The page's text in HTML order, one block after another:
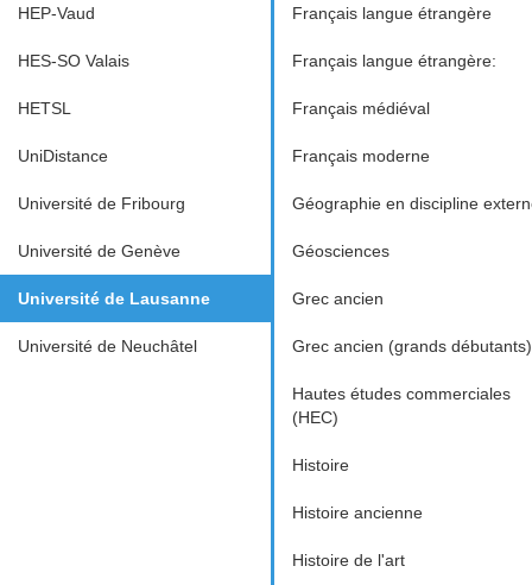
HEP-Vaud
HES-SO Valais
HETSL
UniDistance
Université de Fribourg
Université de Genève
Université de Lausanne
Université de Neuchâtel
Français langue étrangère
Français langue étrangère:
Français médiéval
Français moderne
Géographie en discipline
Géosciences
Grec ancien
Grec ancien (grands débutants)
Hautes études commerciales
(HEC)
Histoire
Histoire ancienne
Histoire de l'art